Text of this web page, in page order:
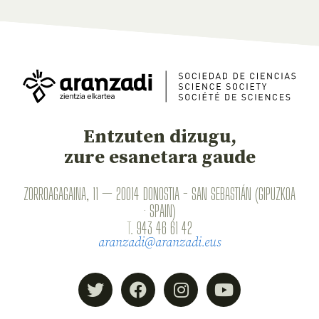
Entzuten dizugu,
zure esanetara gaude
ZORROAGAGAINA, 11 — 20014 DONOSTIA - SAN SEBASTIÁN (GIPUZKOA
· SPAIN)
T. 943 46 61 42
aranzadi@aranzadi.eus